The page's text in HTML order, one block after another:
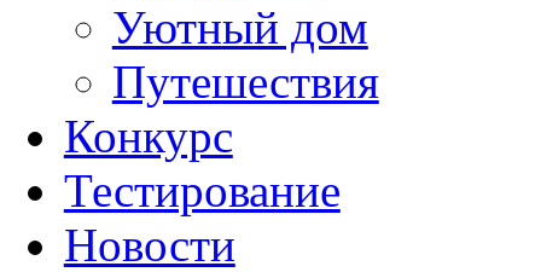
Уютный дом
Путешествия
Конкурс
Тестирование
Новости